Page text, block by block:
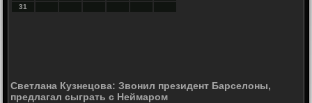
31
Светлана Кузнецова: Звонил президент Барселоны,
предлагал сыграть с Неймаром